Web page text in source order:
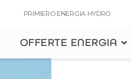
PRIMIERO ENERGIA HYDRO
OFFERTE ENERGIA